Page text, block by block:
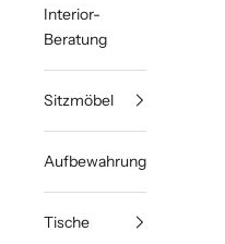
Interior-
Beratung
Sitzmöbel
Aufbewahrung
Tische